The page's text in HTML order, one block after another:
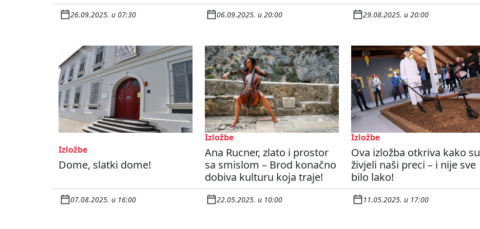
26.09.2025. u 07:30 06.09.2025. u 20:00 29.08.2025. u 20:00
Izložbe
Dome, slatki dome!
07.08.2025. u 16:00
Izložbe
Ana Rucner, zlato i prostor
sa smislom – Brod konačno
dobiva kulturu koja traje!
22.05.2025. u 10:00
Izložbe
Ova izložba otkriva kako su
živjeli naši preci – i nije sve
bilo lako!
11.05.2025. u 17:00